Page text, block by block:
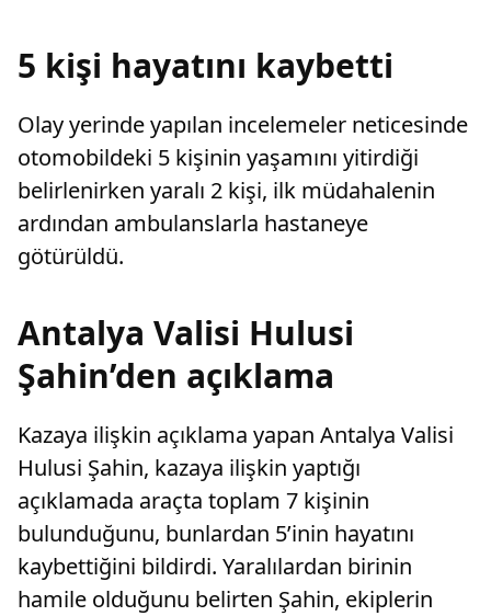
5 kişi hayatını kaybetti
Olay yerinde yapılan incelemeler neticesinde
otomobildeki 5 kişinin yaşamını yitirdiği
belirlenirken yaralı 2 kişi, ilk müdahalenin
ardından ambulanslarla hastaneye
götürüldü.
Antalya Valisi Hulusi
Şahin’den açıklama
Kazaya ilişkin açıklama yapan Antalya Valisi
Hulusi Şahin, kazaya ilişkin yaptığı
açıklamada araçta toplam 7 kişinin
bulunduğunu, bunlardan 5’inin hayatını
kaybettiğini bildirdi. Yaralılardan birinin
hamile olduğunu belirten Şahin, ekiplerin